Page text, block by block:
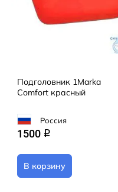
Подголовник 1Marka
Comfort красный
Россия
1500 q
В корзину